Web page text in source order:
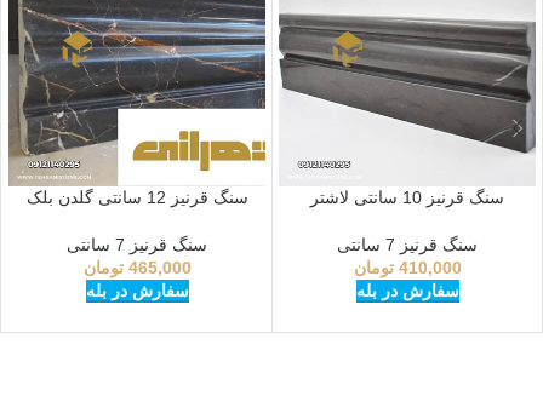
سنگ قرنیز 10 سانتی لاشتر
سنگ قرنیز 7 سانتی
410,000 تومان
سفارش در بله
سنگ قرنیز 12 سانتی گلدن بلک
سنگ قرنیز 7 سانتی
465,000 تومان
سفارش در بله